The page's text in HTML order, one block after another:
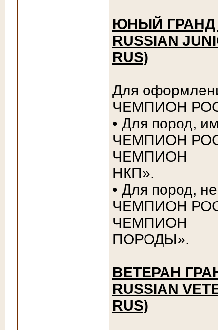
ЮНЫЙ ГРАНД
RUSSIAN
RUS)
Для
ЧЕМПИОН
• Для пород,
ЧЕМПИОН
ЧЕМПИОН
НКП».
• Для пород,
ЧЕМПИОН
ЧЕМПИОН
ПОРОДЫ».
ВЕТЕРАН
RUSSIAN
RUS)